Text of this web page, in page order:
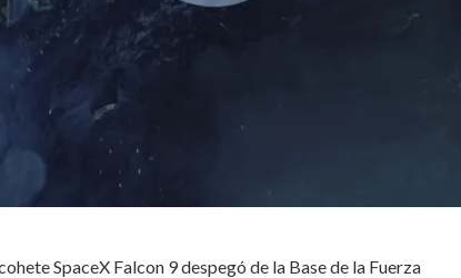
SpaceX Falcon 9 despegó de la Base de la Fuerza